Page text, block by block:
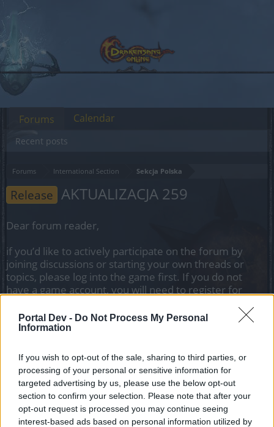
Portal Dev - Do Not Process My Personal
Information
If you wish to opt-out of the sale, sharing to third parties, or
processing of your personal or sensitive information for
targeted advertising by us, please use the below opt-out
section to confirm your selection. Please note that after your
opt-out request is processed you may continue seeing
interest-based ads based on personal information utilized by
Forums International Section Sekcja Polska
Release AKTUALIZACJA 259
Dear forum reader,
if you’d like to actively participate on the forum by
joining discussions or starting your own threads or
topics, please log into the game first. If you do not
have a game account, you will need to register for
HERE
BA_Yahiko
Board Administrator
Team Drakensang Online
Bohaterowie Dracanii!
Forums
Recent posts
Calendar